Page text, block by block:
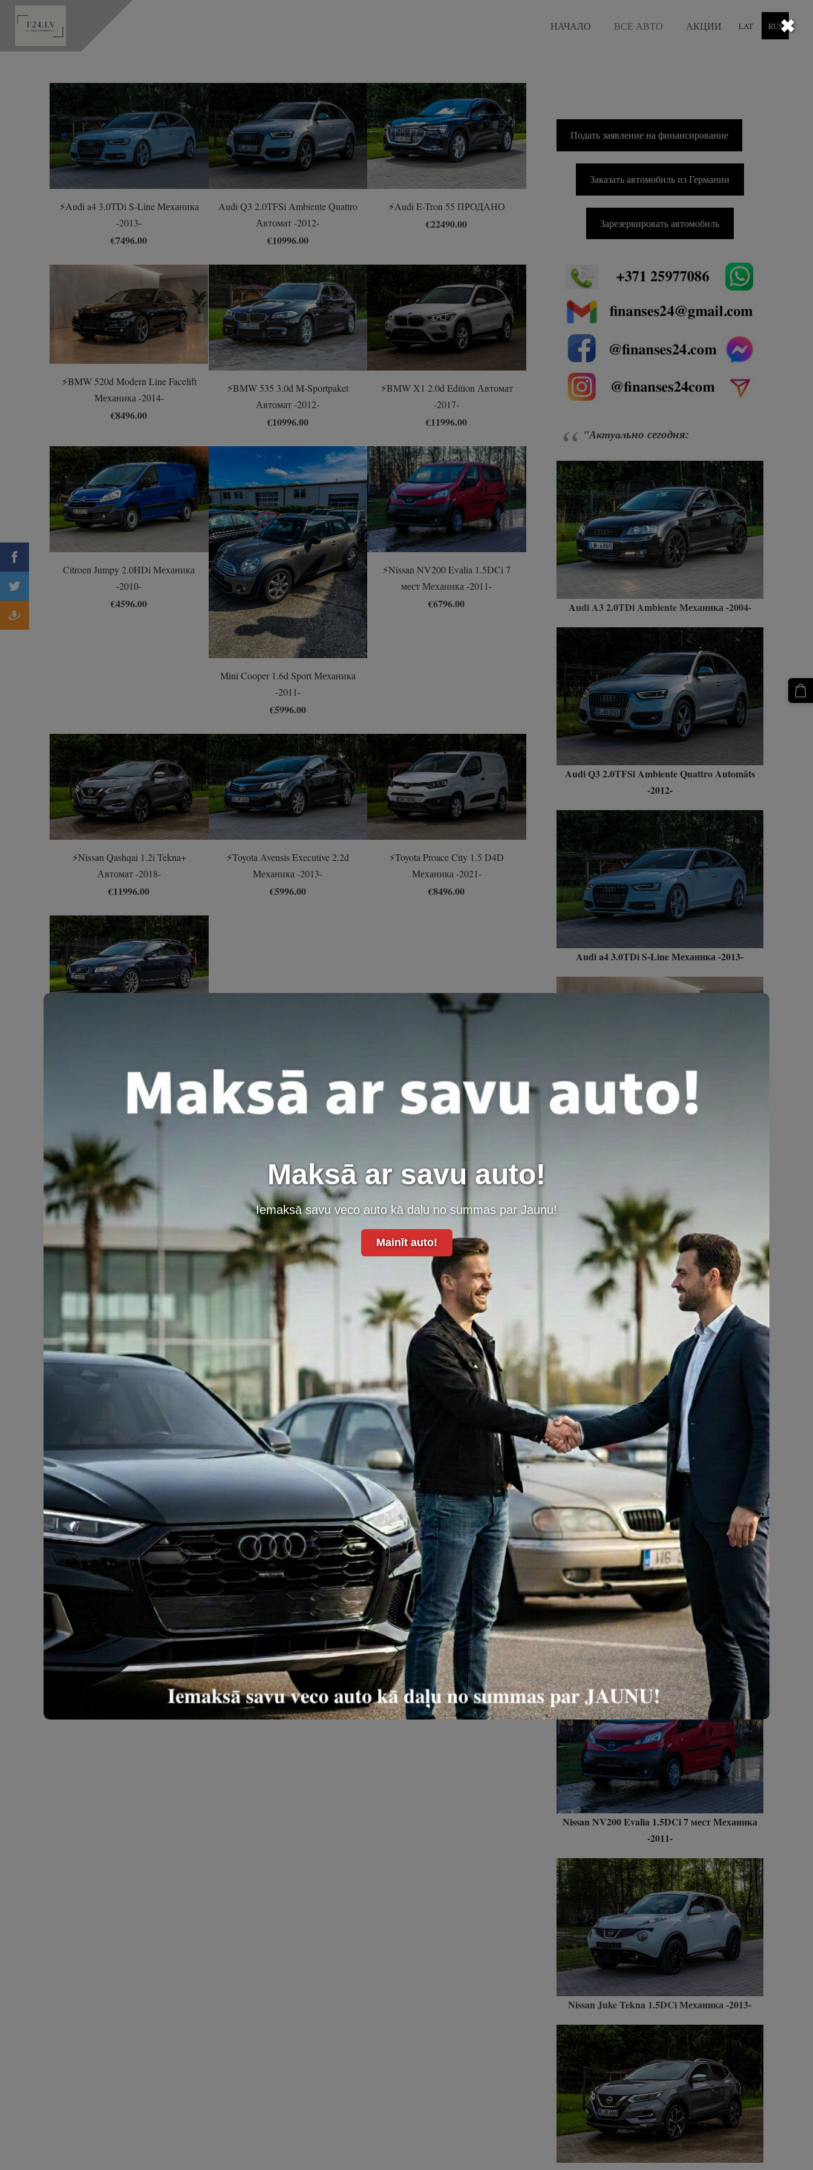
НАЧАЛО ВСЕ АВТО АКЦИИ LAT RUS
Подать заявление на финансирование
Заказать автомобиль из Германии
Зарезервировать автомобиль
"Актуально сегодня:
Audi A3 2.0TDi Ambiente Механика -2004-
Audi Q3 2.0TFSi Ambiente Quattro Automāts
-2012-
Audi a4 3.0TDi S-Line Механика -2013-
BMW 520d Modern Line Facelift Механика
BMW 535 3.0d M-Sportpaket Автомат -2012-
BMW X1 2.0d Edition Автомат -2017-
Citroen Jumpy 2.0HDi Механика -2010-
Nissan NV200 Evalia 1.5DCi 7 мест Механика
-2011-
Nissan Juke Tekna 1.5DCi Механика -2013-
⚡️Audi a4 3.0TDi S-Line Механика
-2013-
€7496.00
Audi Q3 2.0TFSi Ambiente Quattro
Автомат -2012-
€10996.00
⚡️Audi E-Tron 55 ПРОДАНО
€22490.00
⚡️BMW 520d Modern Line Facelift
Механика -2014-
€8496.00
⚡️BMW 535 3.0d M-Sportpaket
Автомат -2012-
€10996.00
⚡️BMW X1 2.0d Edition Автомат
-2017-
€11996.00
Citroen Jumpy 2.0HDi Механика
-2010-
€4596.00
Mini Cooper 1.6d Sport Механика
-2011-
€5996.00
⚡️Nissan NV200 Evalia 1.5DCi 7
мест Механика -2011-
€6796.00
⚡️Nissan Qashqai 1.2i Tekna+
Автомат -2018-
€11996.00
⚡️Toyota Avensis Executive 2.2d
Механика -2013-
€5996.00
⚡️Toyota Proace City 1.5 D4D
Механика -2021-
€8496.00